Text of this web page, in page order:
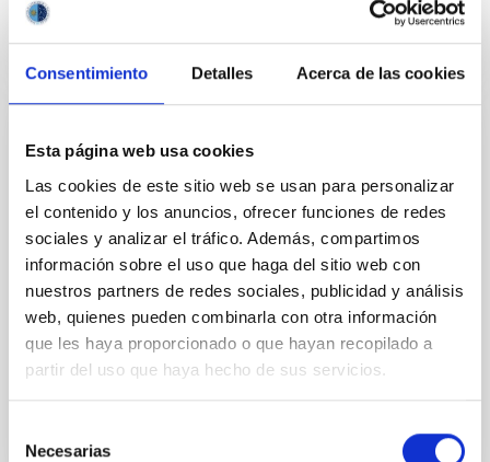
Consentimiento Detalles Acerca de las cookies
Esta página web usa cookies
Las cookies de este sitio web se usan para personalizar
el contenido y los anuncios, ofrecer funciones de redes
sociales y analizar el tráfico. Además, compartimos
información sobre el uso que haga del sitio web con
nuestros partners de redes sociales, publicidad y análisis
web, quienes pueden combinarla con otra información
que les haya proporcionado o que hayan recopilado a
partir del uso que haya hecho de sus servicios.
Necesarias
FIJO TURNO LIBRE
UN CONTRATO - TÉCNICO/A DE TALLER -
ESPECIALIDAD MECÁNICA- FIJO
LABORAL - PS-2026-032
Se convoca proceso selectivo para el ingreso, como
personal laboral fijo, de un puesto de trabajo con la
categoría profesional de Técnico/a de Taller, acogido
al Convenio y que tendrá, entre otras